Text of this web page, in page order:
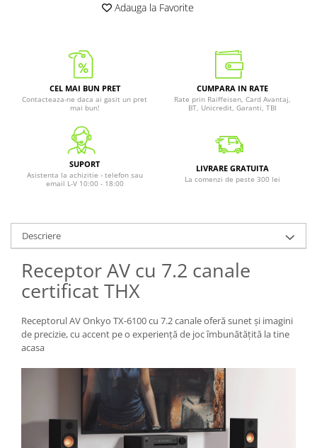
Adauga la Favorite
CEL MAI BUN PRET
Contacteaza-ne daca ai gasit un pret
mai bun!
CUMPARA IN RATE
Rate prin Raiffeisen, Card Avantaj,
BT, Unicredit, Garanti, TBI
SUPORT
Asistenta la achizitie - telefon sau
email L-V 10:00 - 18:00
LIVRARE GRATUITA
La comenzi de peste 300 lei
Descriere
Receptor AV cu 7.2 canale
certificat THX
Receptorul AV Onkyo TX-6100 cu 7.2 canale oferă sunet și imagini
de precizie, cu accent pe o experiență de joc îmbunătățită la tine
acasa